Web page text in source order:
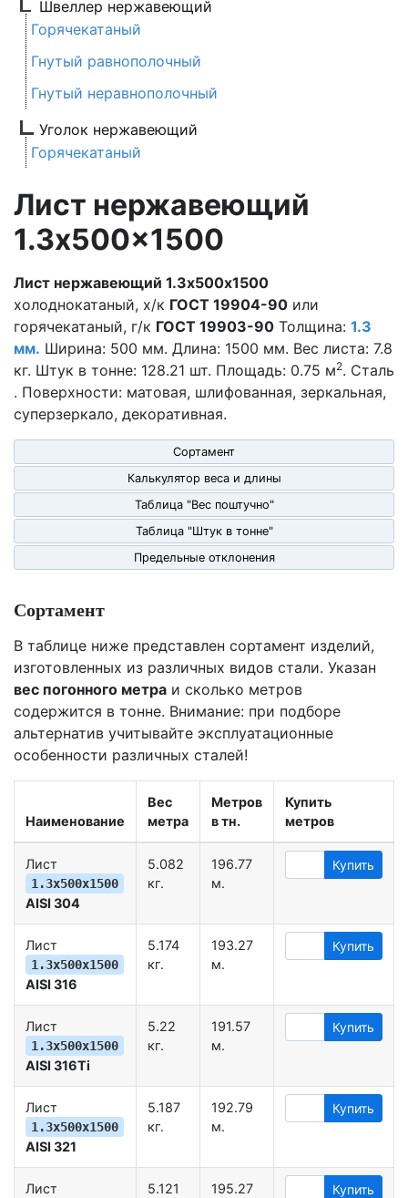
Швеллер нержавеющий
Горячекатаный
Гнутый равнополочный
Гнутый неравнополочный
Уголок нержавеющий
Горячекатаный
Лист нержавеющий
1.3x500x1500
Лист нержавеющий 1.3х500х1500
холоднокатаный, х/к ГОСТ 19904-90 или
горячекатаный, г/к ГОСТ 19903-90 Толщина: 1.3
мм. Ширина: 500 мм. Длина: 1500 мм. Вес листа: 7.8
кг. Штук в тонне: 128.21 шт. Площадь: 0.75 м2. Сталь
. Поверхности: матовая, шлифованная, зеркальная,
суперзеркало, декоративная.
Сортамент
Калькулятор веса и длины
Таблица "Вес поштучно"
Таблица "Штук в тонне"
Предельные отклонения
Сортамент
В таблице ниже представлен сортамент изделий,
изготовленных из различных видов стали. Указан
вес погонного метра и сколько метров
содержится в тонне. Внимание: при подборе
альтернатив учитывайте эксплуатационные
особенности различных сталей!
Наименование
Вес
метра
Метров
в тн.
Купить
метров
Лист
1.3х500х1500
AISI 304
5.082
кг.
196.77
м.
Купить
Лист
1.3х500х1500
AISI 316
5.174
кг.
193.27
м.
Купить
Лист
1.3х500х1500
AISI 316Ti
5.22
кг.
191.57
м.
Купить
Лист
1.3х500х1500
AISI 321
5.187
кг.
192.79
м.
Купить
Лист
5.121
195.27
Купить